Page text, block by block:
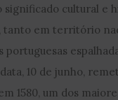
significado cultural e
tanto em território
portuguesas
10 de junho,
1580, um dos